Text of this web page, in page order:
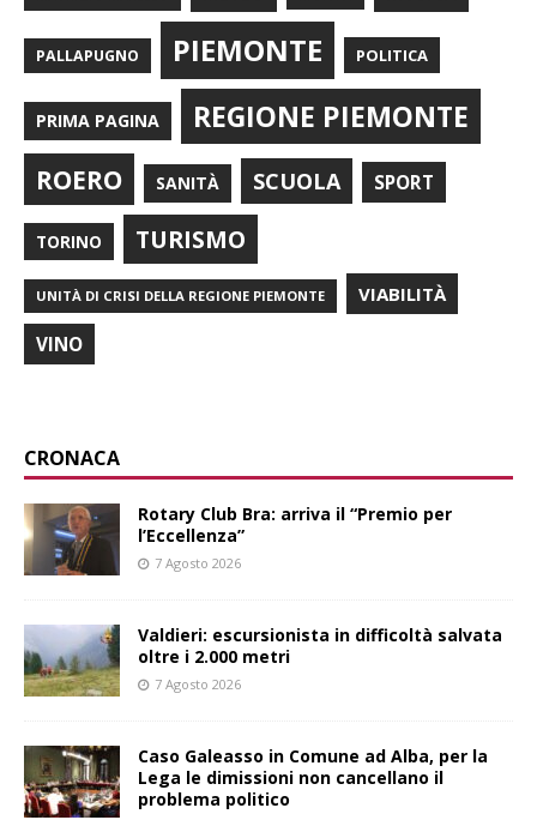
PALLAPUGNO PIEMONTE POLITICA
PRIMA PAGINA REGIONE PIEMONTE
ROERO SANITÀ SCUOLA SPORT
TORINO TURISMO
UNITÀ DI CRISI DELLA REGIONE PIEMONTE VIABILITÀ
VINO
CRONACA
Rotary Club Bra: arriva il “Premio per
l’Eccellenza”
7 Agosto 2026
Valdieri: escursionista in difficoltà salvata
oltre i 2.000 metri
7 Agosto 2026
Caso Galeasso in Comune ad Alba, per la
Lega le dimissioni non cancellano il
problema politico